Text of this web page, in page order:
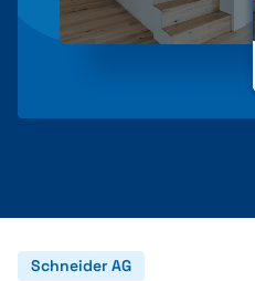
Schneider AG